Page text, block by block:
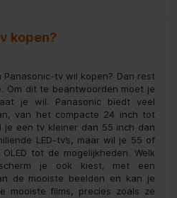
kopen?
tv wil kopen? Dan rest
Om dit te beantwoorden moet je
je wil. Panasonic biedt veel
van het compacte 24 inch tot
je een tv kleiner dan 55 inch dan
LED-tv’s, maar wil je 55 of
tot de mogelijkheden. Welk
je ook kiest, met een
de mooiste beelden en kan je
mooiste films, precies zoals ze